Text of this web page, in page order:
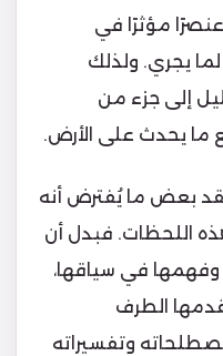
مؤثرًا في
يجري. ولذلك
إلى جزء من
ما يحدث على الأرض.
بعض ما يُفترض أنه
اللحظات. فبدل أن
في سياقها،
يقدمها الطرف
وتفسيراته